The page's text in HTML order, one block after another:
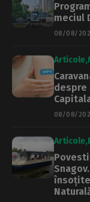
meciul
08/08/
Articole
despre
08/08/
Articole
însoțite